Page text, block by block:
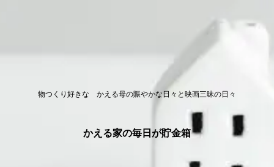
物つくり好きな かえる母の賑やかな日々と映画三昧の日々
かえる家の毎日が貯金箱